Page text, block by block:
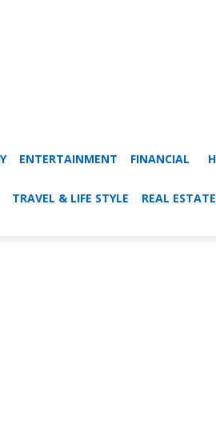
ENTERTAINMENT FINANCIAL
TRAVEL & LIFE STYLE REAL ESTATE